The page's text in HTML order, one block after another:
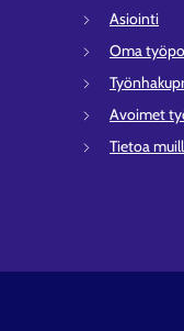
Asiointi
Oma
Avoimet
Tietoa